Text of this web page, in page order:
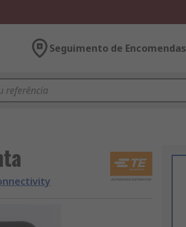
Seguimento de Encomendas